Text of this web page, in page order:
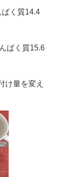
く質14.4
ぱく質15.6
け量を変え